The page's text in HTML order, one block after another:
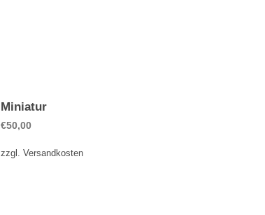
Miniatur
€50,00
zzgl. Versandkosten